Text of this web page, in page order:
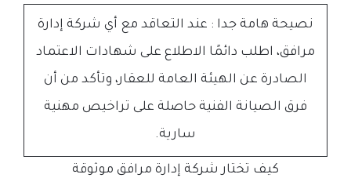
نصيحة هامة جدا : عند التعاقد مع أي شركة إدارة
مرافق، اطلب دائمًا الاطلاع على شهادات الاعتماد
الصادرة عن الهيئة العامة للعقار، وتأكد من أن
فرق الصيانة الفنية حاصلة على تراخيص مهنية
سارية.
كيف تختار شركة إدارة مرافق موثوقة